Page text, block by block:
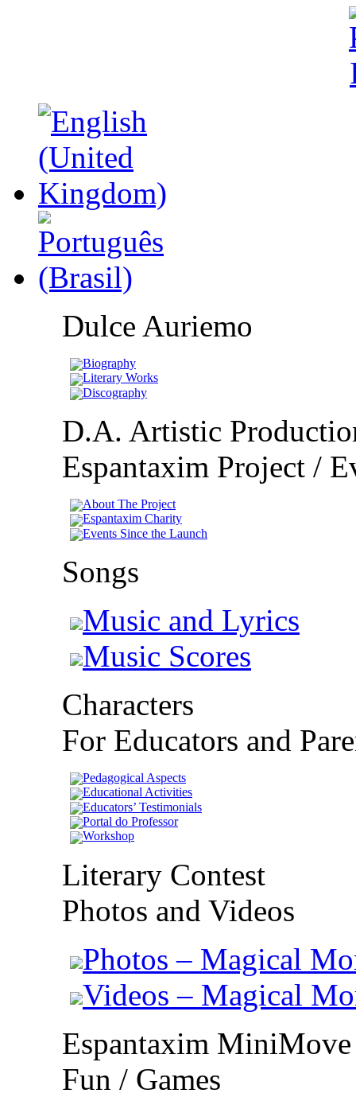
Dulce Auriemo
Biography
Literary Works
Discography
D.A. Artistic
Espantaxim Project /
About The Project
Espantaxim Charity
Events Since the Launch
Songs
Music and Lyrics
Music Scores
Characters
For Educators and
Pedagogical Aspects
Educational Activities
Educators’ Testimonials
Portal do Professor
Workshop
Literary Contest
Photos and Videos
Photos – Magical
Videos – Magical
Espantaxim MiniMove
Fun / Games